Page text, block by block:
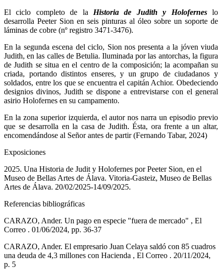
El ciclo completo de la Historia de Judith y Holoferneslo
desarrolla Peeter Sion en seis pinturas al óleo sobre un soporte de
láminas de cobre (nº registro 3471-3476).
En la segunda escena del ciclo, Sion nos presenta a la jóven viuda
Judith, en las calles de Betulia. Iluminada por las antorchas, la figura
de Judith se situa en el centro de la composición; la acompañan su
criada, portando distintos enseres, y un grupo de ciudadanos y
soldados, entre los que se encuentra el capitán Achior. Obedeciendo
designios divinos, Judith se dispone a entrevistarse con el general
asirio Holofernes en su campamento.
En la zona superior izquierda, el autor nos narra un episodio previo
que se desarrolla en la casa de Judith. Ésta, ora frente a un altar,
encomendándose al Señor antes de partir (Fernando Tabar, 2024)
Exposiciones
2025. Una Historia de Judit y Holofernes por Peeter Sion, en el
Museo de Bellas Artes de Álava. Vitoria-Gasteiz, Museo de Bellas
Artes de Álava. 20/02/2025-14/09/2025.
Referencias bibliográficas
CARAZO, Ander. Un pago en especie "fuera de mercado" , El
Correo . 01/06/2024, pp. 36-37
CARAZO, Ander. El empresario Juan Celaya saldó con 85 cuadros
una deuda de 4,3 millones con Hacienda , El Correo . 20/11/2024,
p. 5